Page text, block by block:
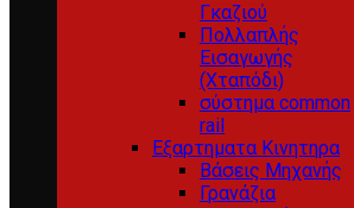
Γκαζιού
Πολλαπλής
Εισαγωγής
(Χταπόδι)
σύστημα common
rail
Εξαρτηματα Κινητηρα
Βάσεις Μηχανής
Γρανάζια